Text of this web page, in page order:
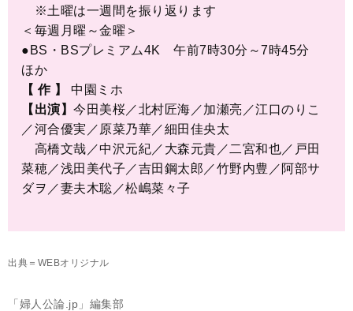
※土曜は一週間を振り返ります
＜毎週月曜～金曜＞
●BS・BSプレミアム4K 午前7時30分～7時45分
ほか
【 作 】
中園ミホ
【出演】 今田美桜／北村匠海／加瀬亮／江口のりこ
／河合優実／原菜乃華／細田佳央太
高橋文哉／中沢元紀／大森元貴／二宮和也／戸田
菜穂／浅田美代子／吉田鋼太郎／竹野内豊／阿部サ
ダヲ／妻夫木聡／松嶋菜々子
出典＝WEBオリジナル
「婦人公論.jp」編集部